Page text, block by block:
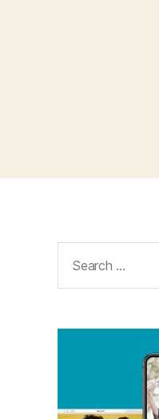
for: